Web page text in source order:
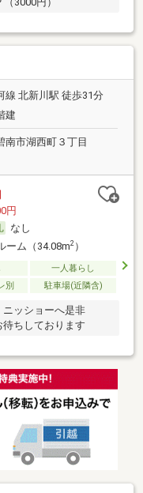
線 北新川駅 徒歩31分
建
南市湖西町３丁目
円
なし
ーム（34.08m2）
一人暮らし
別 駐車場(近隣含)
ニッショーへ是非
待ちしております